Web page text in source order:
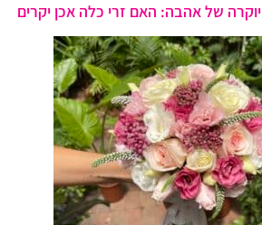
יוקרה של אהבה: האם זרי כלה אכן יקרים